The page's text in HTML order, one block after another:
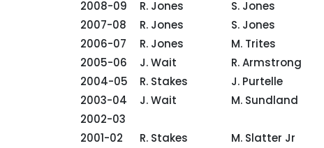
2008-09
R. Jones S. Jones
2007-08
R. Jones S. Jones
2006-07
R. Jones M. Trites
2005-06
J. Wait R. Armstrong
2004-05
R. Stakes J. Purtelle
2003-04
J. Wait M. Sundland
2002-03
2001-02
R. Stakes M. Slatter Jr